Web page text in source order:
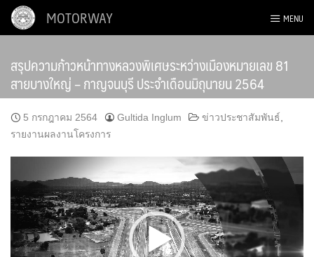
Skip
MOTORWAY MENU
สรุปความก้าวหน้าทางหลวงพิเศษระหว่างเมืองหมายเลข 81
สายบางใหญ่ – กาญจนบุรี ประจำเดือนมิถุนายน 2564
5 กรกฎาคม 2564 Gultida Inglum ข่าวประชาสัมพันธ์
รายงานผลงานโครงการ
เล่น
ไฟล์
วิดีโอ